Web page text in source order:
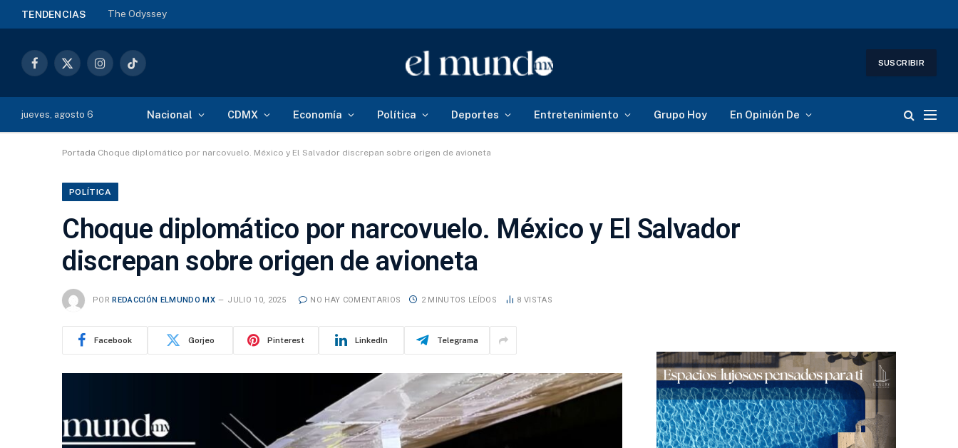
TENDENCIAS The Odyssey
Facebook
X
InstagramTikTok
SUSCRIBIR
jueves, agosto 6 Nacional CDMX Economía Política Deportes Entretenimiento Grupo Hoy En Opinión De
Portada Choque diplomático por narcovuelo. México y El Salvador discrepan sobre origen de avioneta
POLÍTICA
Choque diplomático por narcovuelo. México y El Salvador
discrepan sobre origen de avioneta
POR REDACCIÓN ELMUNDO MX JULIO 10, 2025 NO HAY COMENTARIOS 2 MINUTOS LEÍDOS 8 VISTAS
Facebook Gorjeo Pinterest LinkedIn Telegrama